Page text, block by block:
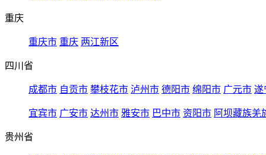
重庆
重庆市 重庆 两江新区
四川省
成都市 自贡市 攀枝花市 泸州市 德阳市 绵阳市 广元市 遂
宜宾市 广安市 达州市 雅安市 巴中市 资阳市 阿坝藏族羌
贵州省